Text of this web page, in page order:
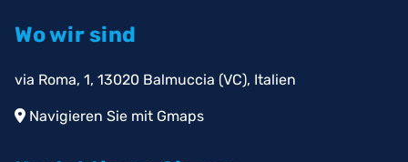
Wo wir sind
via Roma, 1, 13020 Balmuccia (VC), Italien
Navigieren Sie mit Gmaps